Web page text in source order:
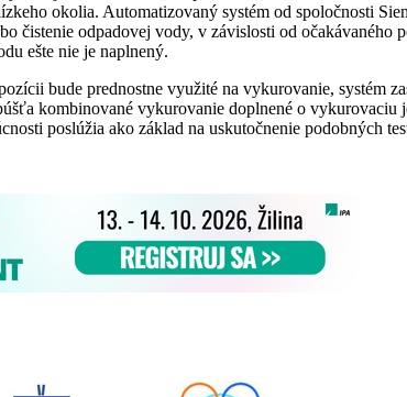
okolia. Automatizovaný systém od spoločnosti
čistenie odpadovej vody, v závislosti od
ešte nie je naplnený.
bude prednostne využité na vykurovanie, systém
kombinované vykurovanie doplnené o
poslúžia ako základ na uskutočnenie podobných